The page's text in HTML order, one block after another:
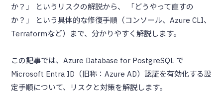
か？」 というリスクの解説から、 「どうやって直すの
か？」 という具体的な修復手順（コンソール、Azure CLI、
Terraformなど）まで、分かりやすく解説します。
この記事では、Azure Database for PostgreSQL で
Microsoft Entra ID（旧称：Azure AD）認証を有効化する設
定手順について、リスクと対策を解説します。